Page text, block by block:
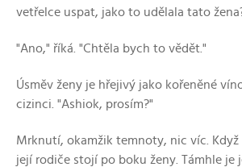
vetřelce uspat, jako to udělala tato
"Ano," říká. "Chtěla bych to vědět."
Úsměv ženy je hřejivý jako kořeněné
cizinci. "Ashiok, prosím?"
Mrknutí, okamžik temnoty, nic víc.
její rodiče stojí po boku ženy. Támhle je